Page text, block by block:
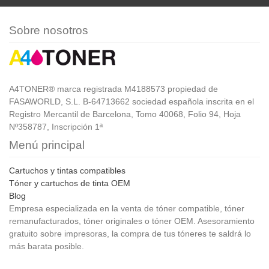
Sobre nosotros
A4TONER® marca registrada M4188573 propiedad de
FASAWORLD, S.L. B-64713662 sociedad española inscrita en el
Registro Mercantil de Barcelona, Tomo 40068, Folio 94, Hoja
Nº358787, Inscripción 1ª
Menú principal
Cartuchos y tintas compatibles
Tóner y cartuchos de tinta OEM
Blog
Empresa especializada en la venta de tóner compatible, tóner
remanufacturados, tóner originales o tóner OEM. Asesoramiento
gratuito sobre impresoras, la compra de tus tóneres te saldrá lo
más barata posible.